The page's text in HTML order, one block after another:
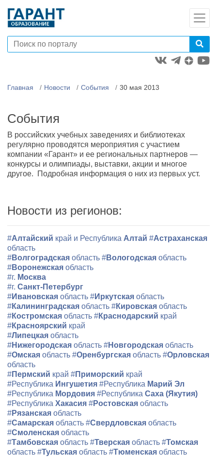
Главная Новости События 30 мая 2013
События
В российских учебных заведениях и библиотеках
регулярно проводятся мероприятия с участием
компании «Гарант» и ее региональных партнеров —
конкурсы и олимпиады, выставки, акции и многое
другое. Подробная информация о них из первых уст.
Новости из регионов:
#Алтайский край и Республика Алтай #Астраханская
область
#Волгоградская область #Вологодская область
#Воронежская область
#г. Москва
#г. Санкт-Петербург
#Ивановская область #Иркутская область
#Калининградская область #Кировская область
#Костромская область #Краснодарский край
#Красноярский край
#Липецкая область
#Нижегородская область #Новгородская область
#Омская область #Оренбургская область #Орловская
область
#Пермский край #Приморский край
#Республика Ингушетия #Республика Марий Эл
#Республика Мордовия #Республика Саха (Якутия)
#Республика Хакасия #Ростовская область
#Рязанская область
#Самарская область #Свердловская область
#Смоленская область
#Тамбовская область #Тверская область #Томская
область #Тульская область #Тюменская область